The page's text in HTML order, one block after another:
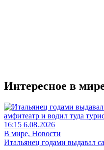
Интересное в
16:15 6.08.2026
В мире, Новости
Итальянец годами выдавал